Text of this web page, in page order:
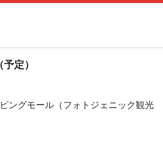
定）
ングモール（フォトジェニック観光